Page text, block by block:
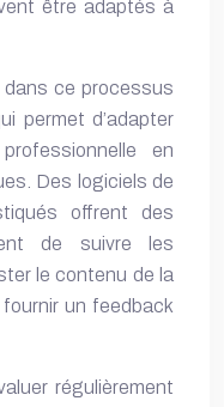
être adaptés à
dans ce processus
permet d’adapter
en
Des logiciels de
offrent des
de suivre les
le contenu de la
un feedback
régulièrement